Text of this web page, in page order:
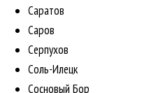
Саратов
Саров
Серпухов
Соль-Илецк
Сосновый Бор